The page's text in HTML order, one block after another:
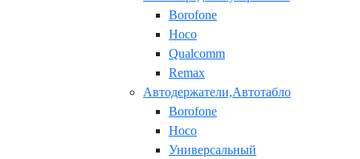
Borofone
Hoco
Qualcomm
Remax
Автодержатели,Автотабло
Borofone
Hoco
Универсальный